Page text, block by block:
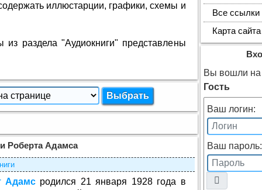
иллюстарции, графики, схемы и
раздела "Аудиокниги" представлены
Роберта Адамса
Адамсродился 21 января 1928 года в
Все ссылки
Карта сайта
Вы вошли на
Гость
Ваш логин:
Ваш пароль: